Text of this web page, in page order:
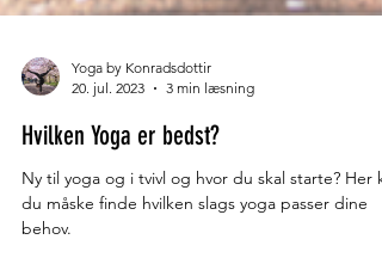
20. jul. 2023
3 min læsning
Hvilken Yoga er bedst?
Ny til yoga og i tvivl og hvor du skal starte? Her